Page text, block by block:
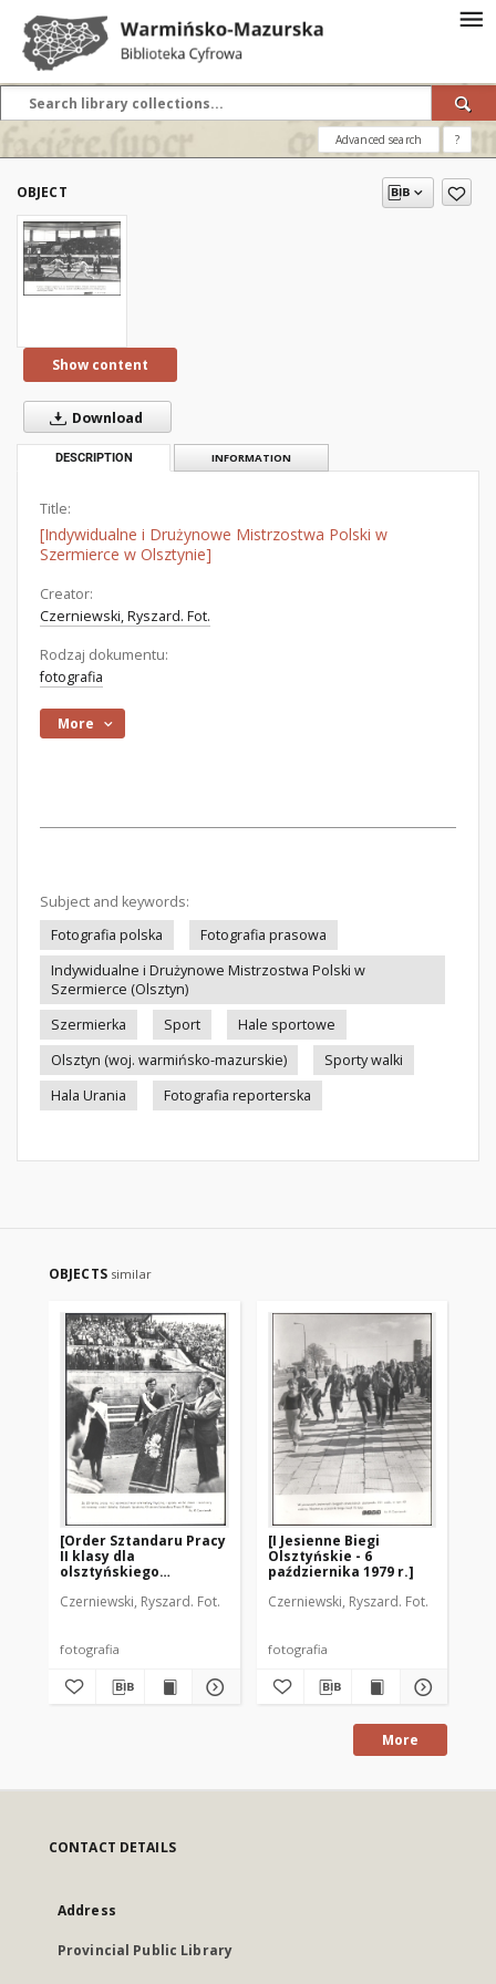
Advanced search ?
OBJECT
Show content
Download
DESCRIPTION INFORMATION
Title:
[Indywidualne i Drużynowe Mistrzostwa Polski w
Szermierce w Olsztynie]
Creator:
Czerniewski, Ryszard. Fot.
Rodzaj dokumentu:
fotografia
More
Subject and keywords:
Fotografia polska
Fotografia prasowa
Indywidualne i Drużynowe Mistrzostwa Polski w
Szermierce (Olsztyn)
Szermierka
Sport
Hale sportowe
Olsztyn (woj. warmińsko-mazurskie)
Sporty walki
Hala Urania
Fotografia reporterska
OBJECTS similar
[Order Sztandaru Pracy
II klasy dla
olsztyńskiego
Sportowego]
Czerniewski, Ryszard. Fot.
fotografia
[I Jesienne Biegi
Olsztyńskie - 6
października 1979 r.]
Czerniewski, Ryszard. Fot.
fotografia
More
CONTACT DETAILS
Address
Provincial Public Library